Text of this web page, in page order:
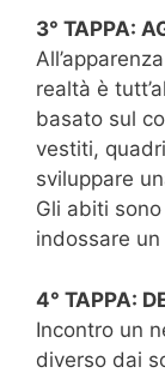
3° TAPPA:
realtà è
basato sul
vestiti,
sviluppare
Gli abiti
indossare
4° TAPPA:
Incontro un
diverso dai